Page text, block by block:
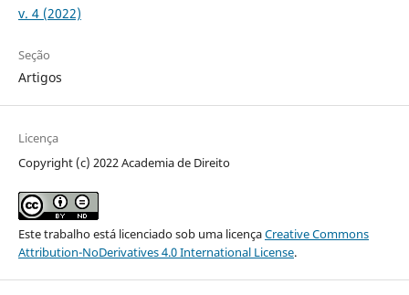
v. 4 (2022)
Seção
Artigos
Licença
Copyright (c) 2022 Academia de Direito
Este trabalho está licenciado sob uma licençaCreative Commons
Attribution-NoDerivatives 4.0 International License.